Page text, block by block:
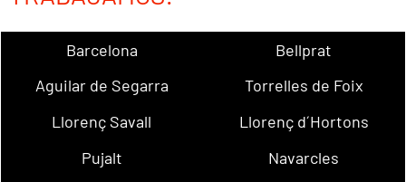
Barcelona
Bellprat
Aguilar de Segarra
Torrelles de Foix
Llorenç Savall
Llorenç d´Hortons
Pujalt
Navarcles